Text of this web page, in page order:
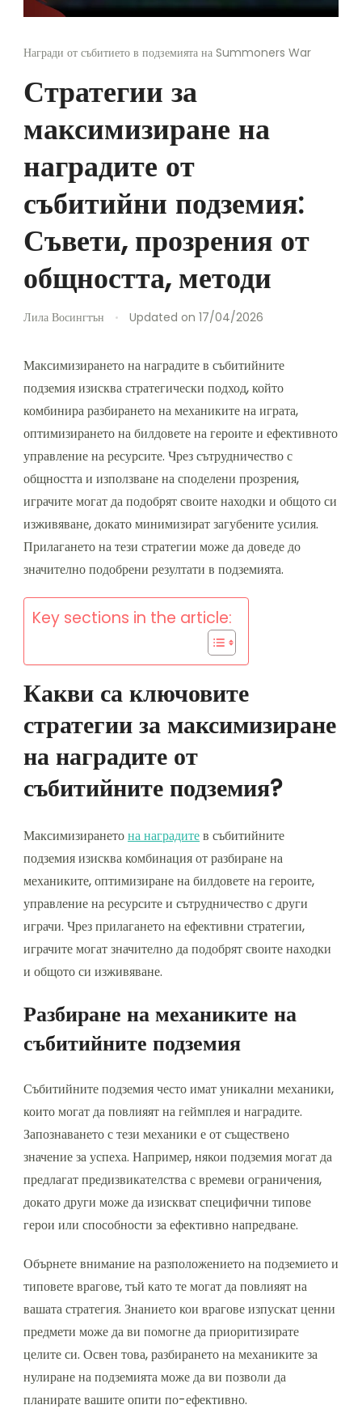
Награди от събитието в подземията на Summoners War
Стратегии за
максимизиране на
наградите от
събитийни подземия:
Съвети, прозрения от
общността, методи
Лила Восингтън Updated on 17/04/2026
Максимизирането на наградите в събитийните
подземия изисква стратегически подход, който
комбинира разбирането на механиките на играта,
оптимизирането на билдовете на героите и ефективното
управление на ресурсите. Чрез сътрудничество с
общността и използване на споделени прозрения,
играчите могат да подобрят своите находки и общото си
изживяване, докато минимизират загубените усилия.
Прилагането на тези стратегии може да доведе до
значително подобрени резултати в подземията.
Key sections in the article:
Какви са ключовите
стратегии за максимизиране
на наградите от
събитийните подземия?
Максимизиранетона наградитев събитийните
подземия изисква комбинация от разбиране на
механиките, оптимизиране на билдовете на героите,
управление на ресурсите и сътрудничество с други
играчи. Чрез прилагането на ефективни стратегии,
играчите могат значително да подобрят своите находки
и общото си изживяване.
Разбиране на механиките на
събитийните подземия
Събитийните подземия често имат уникални механики,
които могат да повлияят на геймплея и наградите.
Запознаването с тези механики е от съществено
значение за успеха. Например, някои подземия могат да
предлагат предизвикателства с времеви ограничения,
докато други може да изискват специфични типове
герои или способности за ефективно напредване.
Обърнете внимание на разположението на подземието и
типовете врагове, тъй като те могат да повлияят на
вашата стратегия. Знанието кои врагове изпускат ценни
предмети може да ви помогне да приоритизирате
целите си. Освен това, разбирането на механиките за
нулиране на подземията може да ви позволи да
планирате вашите опити по-ефективно.